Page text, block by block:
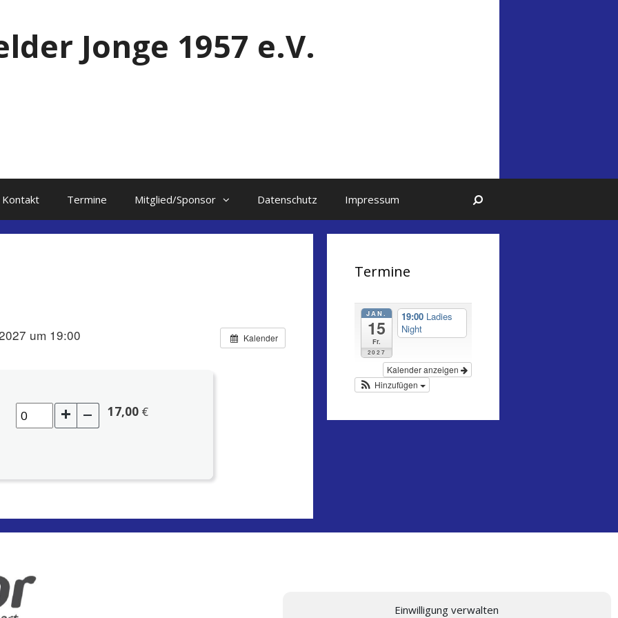
Einwilligung verwalten
Jonge 1957 e.V.
Kontakt Termine Mitglied/Sponsor Datenschutz Impressum
Kalender
um 19:00
Hinzufügen
Eine
entfernen
17,00 €
Termine
JAN.
15
Fr.
2027
19:00 Ladies
Night
Kalender anzeigen
Hinzufügen